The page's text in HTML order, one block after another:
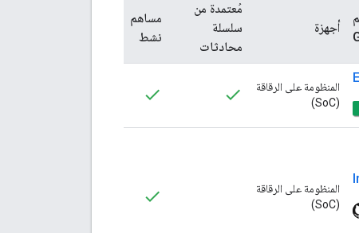
أجهزة
مُعتمدة من
سلسلة
محادثات
مساهم
نشط
المنظومة على الرقاقة
(SoC)
المنظومة على الرقاقة
(SoC)